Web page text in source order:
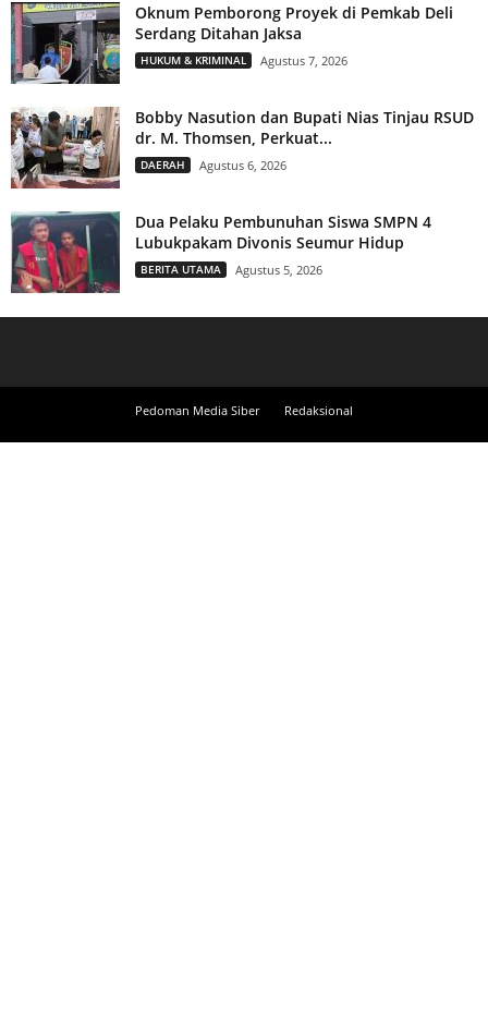
Oknum Pemborong Proyek di Pemkab Deli
Serdang Ditahan Jaksa
HUKUM & KRIMINAL Agustus 7, 2026
Bobby Nasution dan Bupati Nias Tinjau RSUD
dr. M. Thomsen, Perkuat...
DAERAH Agustus 6, 2026
Dua Pelaku Pembunuhan Siswa SMPN 4
Lubukpakam Divonis Seumur Hidup
BERITA UTAMA Agustus 5, 2026
Pedoman Media Siber Redaksional